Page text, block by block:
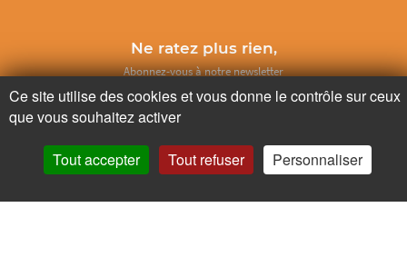
Ne ratez plus rien,
Abonnez-vous à notre newsletter
Je m’inscris
Ce site utilise des cookies et vous donne le contrôle sur ceux
que vous souhaitez activer
Tout accepter Tout refuser Personnaliser